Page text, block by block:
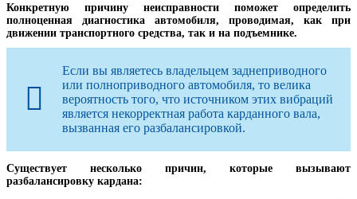
Конкретную причину неисправности поможет определить
полноценная диагностика автомобиля, проводимая, как при
движении транспортного средства, так и на подъемнике.
Если вы являетесь владельцем заднеприводного
или полноприводного автомобиля, то велика
вероятность того, что источником этих вибраций
является некорректная работа карданного вала,
вызванная его разбалансировкой.
Существует несколько причин, которые вызывают
разбалансировку кардана: